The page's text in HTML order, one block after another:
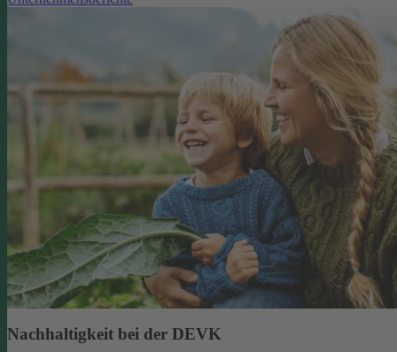
Nachhaltigkeit bei der DEVK